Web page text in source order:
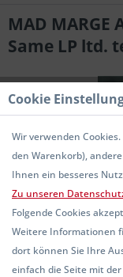
MAD MARGE
Same LP ltd.
35,00 € *
Cookie
Wir verwenden
den Warenkorb),
Ihnen ein besseres
Zu unseren
Folgende Cookies
Weitere Informationen
dort können Sie Ihre
einfach die Seite mit